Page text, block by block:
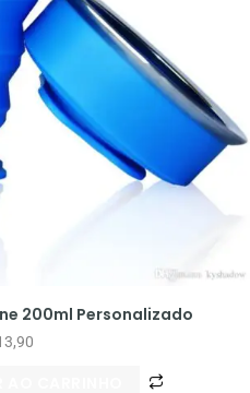
200ml Personalizado